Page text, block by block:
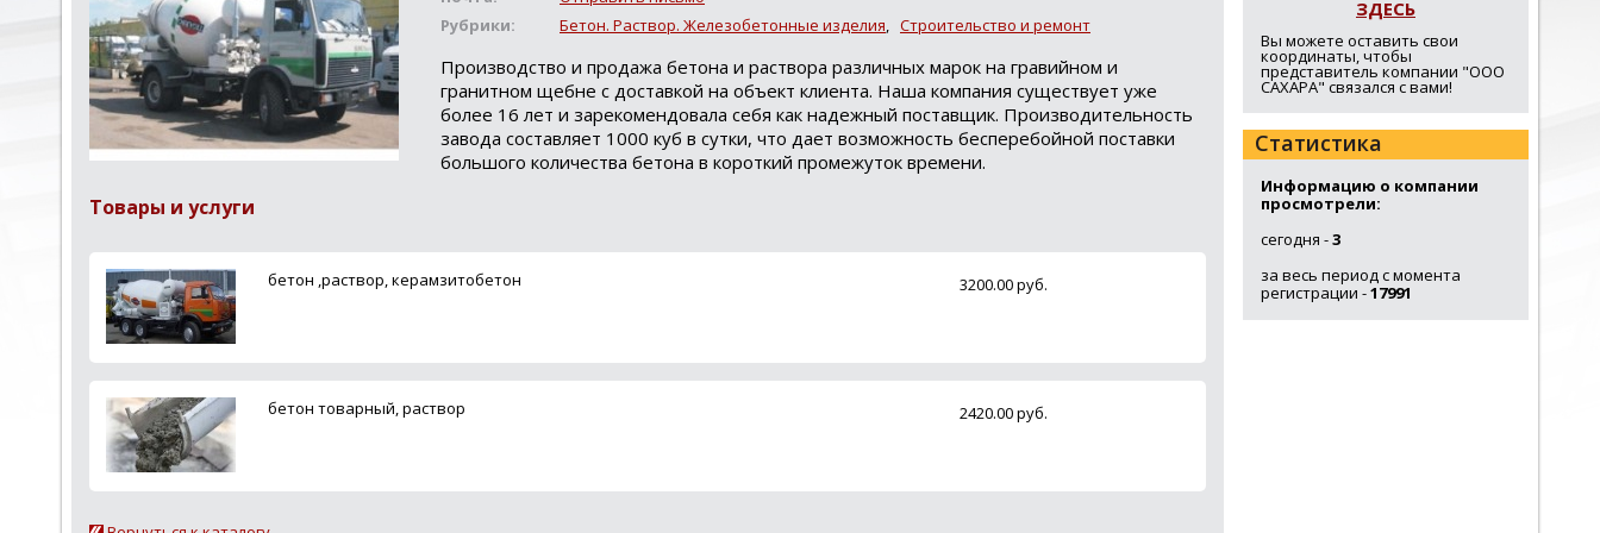
Рубрики:
Бетон. Раствор. Железобетонные изделия, Строительство и ремонт
Производство и продажа бетона и раствора различных марок на гравийном и
гранитном щебне с доставкой на объект клиента. Наша компания существует уже
более 16 лет и зарекомендовала себя как надежный поставщик. Производительность
завода составляет 1000 куб в сутки, что дает возможность бесперебойной поставки
большого количества бетона в короткий промежуток времени.
Товары и услуги
бетон ,раствор, керамзитобетон 3200.00 руб.
бетон товарный, раствор 2420.00 руб.
ЗДЕСЬ
Вы можете оставить свои
координаты, чтобы
представитель компании "ООО
САХАРА" связался с вами!
Статистика
Информацию о компании
просмотрели:
сегодня -3
за весь период с момента
регистрации -17991